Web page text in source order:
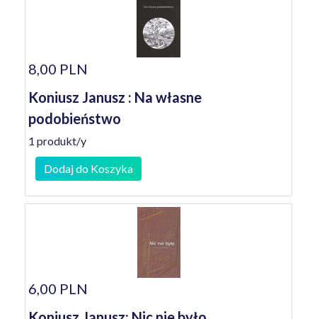
8,00 PLN
Koniusz Janusz : Na własne
podobieństwo
1 produkt/y
Dodaj do Koszyka
6,00 PLN